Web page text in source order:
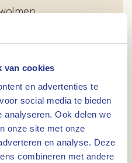
van cookies
en advertenties te
social media te bieden
analyseren. Ook delen we
onze site met onze
en analyse. Deze
combineren met andere
Leudal